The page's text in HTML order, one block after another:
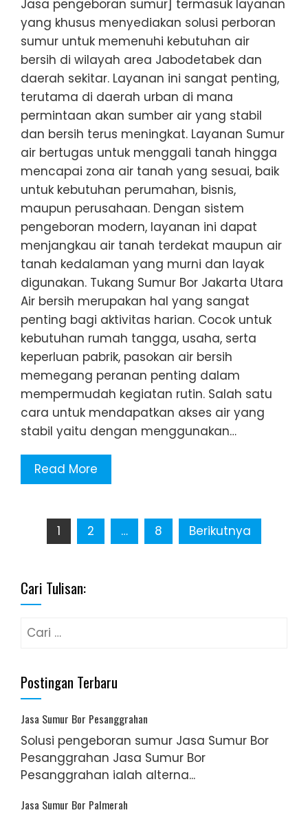
Jasa pengeboran sumur] termasuk layanan
yang khusus menyediakan solusi perboran
sumur untuk memenuhi kebutuhan air
bersih di wilayah area Jabodetabek dan
daerah sekitar. Layanan ini sangat penting,
terutama di daerah urban di mana
permintaan akan sumber air yang stabil
dan bersih terus meningkat. Layanan Sumur
air bertugas untuk menggali tanah hingga
mencapai zona air tanah yang sesuai, baik
untuk kebutuhan perumahan, bisnis,
maupun perusahaan. Dengan sistem
pengeboran modern, layanan ini dapat
menjangkau air tanah terdekat maupun air
tanah kedalaman yang murni dan layak
digunakan. Tukang Sumur Bor Jakarta Utara
Air bersih merupakan hal yang sangat
penting bagi aktivitas harian. Cocok untuk
kebutuhan rumah tangga, usaha, serta
keperluan pabrik, pasokan air bersih
memegang peranan penting dalam
mempermudah kegiatan rutin. Salah satu
cara untuk mendapatkan akses air yang
stabil yaitu dengan menggunakan…
Read More
Paginasi
1 2 … 8 Berikutnya
Cari Tulisan:
Cari
Postingan Terbaru
Jasa Sumur Bor Pesanggrahan
Solusi pengeboran sumur Jasa Sumur Bor
Pesanggrahan Jasa Sumur Bor
Pesanggrahan ialah alterna...
Jasa Sumur Bor Palmerah